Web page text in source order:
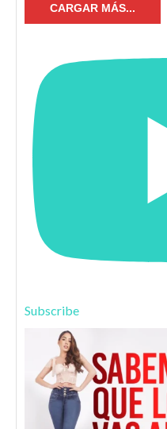
CARGAR MÁS...
Subscribe